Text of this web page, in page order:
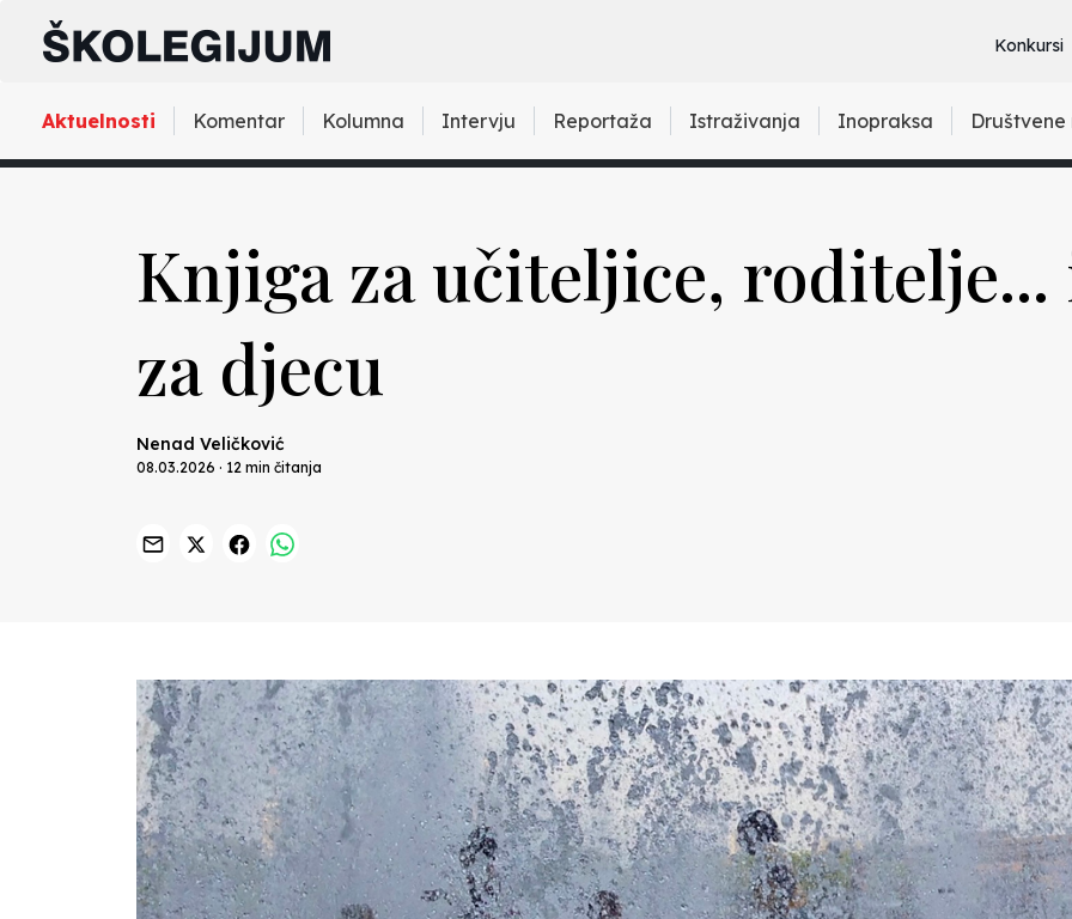
Konkursi
Aktuelnosti Komentar Kolumna Intervju Reportaža Istraživanja Inopraksa Društvene
Knjiga za učiteljice,
za djecu
Nenad Veličković
08.03.2026 · 12 min čitanja